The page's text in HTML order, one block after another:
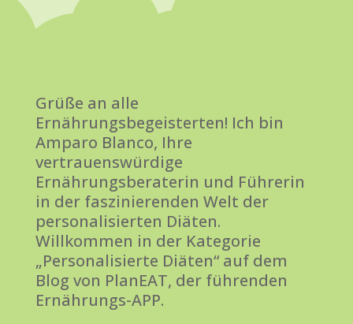
Grüße an alle
Ernährungsbegeisterten! Ich bin
Amparo Blanco, Ihre
vertrauenswürdige
Ernährungsberaterin und Führerin
in der faszinierenden Welt der
personalisierten Diäten.
Willkommen in der Kategorie
„Personalisierte Diäten“ auf dem
Blog von PlanEAT, der führenden
Ernährungs-APP.